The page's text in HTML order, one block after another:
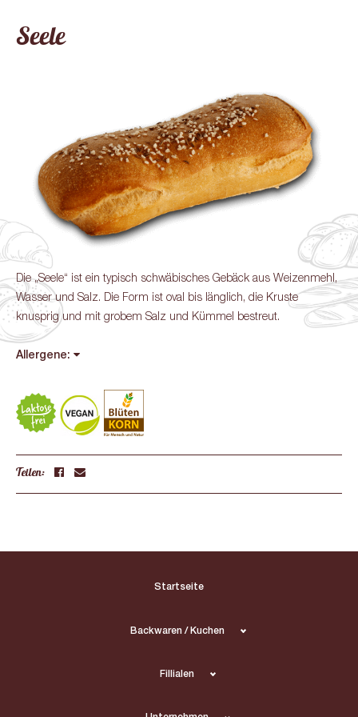
Seele
Die „Seele“ ist ein typisch schwäbisches Gebäck aus Weizenmehl,
Wasser und Salz. Die Form ist oval bis länglich, die Kruste
knusprig und mit grobem Salz und Kümmel bestreut.
Allergene:
Teilen:
Startseite
Backwaren / Kuchen
Fillialen